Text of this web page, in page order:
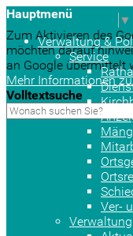
Sprache auswählen
▼
Zum Aktivieren des
möchten darauf
an Google übermittelt
Mehr Informationen
Volltextsuche
Hauptmenü
Verwaltung &
Service
Ver-
Verwaltung